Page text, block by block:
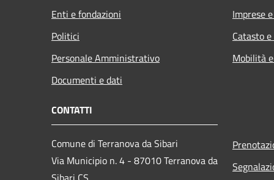
Enti e fondazioni
Politici
Personale Amministrativo
Documenti e dati
Imprese
Catasto
Mobilità
CONTATTI
Comune di Terranova da Sibari
Via Municipio n. 4 - 87010 Terranova da